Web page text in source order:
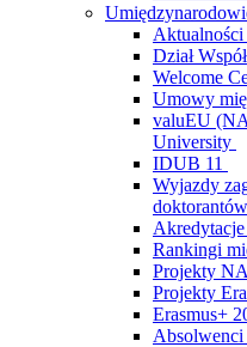
Aktualności
Dział
Welcome
Umowy
valuEU
University
IDUB 11
Wyjazdy
doktorantów
Rankingi
Projekty
Projekty
Erasmus+
Absolwenci